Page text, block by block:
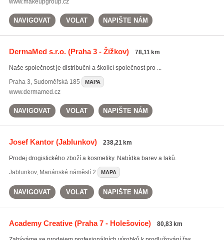
www.makeupgroup.cz
NAVIGOVAT VOLAT NAPIŠTE NÁM
DermaMed s.r.o.(Praha 3 - Žižkov) 78,11 km
Naše společnost je distribuční a školící společnost pro ...
Praha 3, Sudoměřská 185 MAPA
www.dermamed.cz
NAVIGOVAT VOLAT NAPIŠTE NÁM
Josef Kantor(Jablunkov) 238,21 km
Prodej drogistického zboží a kosmetiky. Nabídka barev a laků.
Jablunkov, Mariánské náměstí 2 MAPA
NAVIGOVAT VOLAT NAPIŠTE NÁM
Academy Creative(Praha 7 - Holešovice) 80,83 km